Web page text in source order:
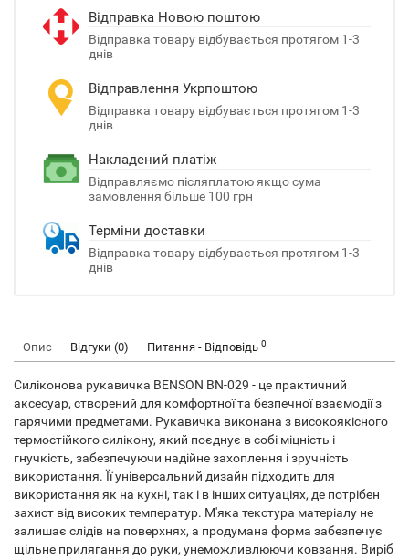
Відправка Новою поштою
Відправка товару відбувається протягом 1-3
днів
Відправлення Укрпоштою
Відправка товару відбувається протягом 1-3
днів
Накладений платіж
Відправляємо післяплатою якщо сума
замовлення більше 100 грн
Терміни доставки
Відправка товару відбувається протягом 1-3
днів
Опис Відгуки (0) Питання - Відповідь 0
Силіконова рукавичка BENSON BN-029 - це практичний
аксесуар, створений для комфортної та безпечної взаємодії з
гарячими предметами. Рукавичка виконана з високоякісного
термостійкого силікону, який поєднує в собі міцність і
гнучкість, забезпечуючи надійне захоплення і зручність
використання. Її універсальний дизайн підходить для
використання як на кухні, так і в інших ситуаціях, де потрібен
захист від високих температур. М'яка текстура матеріалу не
залишає слідів на поверхнях, а продумана форма забезпечує
щільне прилягання до руки, унеможливлюючи ковзання. Виріб